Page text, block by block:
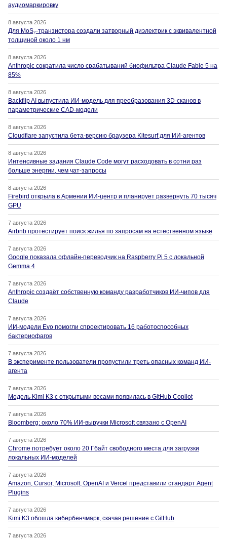
аудиомаркировку
8 августа 2026
Для MoS₂-транзистора создали затворный диэлектрик с эквивалентной
толщиной около 1 нм
8 августа 2026
Anthropic сократила число срабатываний биофильтра Claude Fable 5 на
85%
8 августа 2026
Backflip AI выпустила ИИ-модель для преобразования 3D-сканов в
параметрические CAD-модели
8 августа 2026
Cloudflare запустила бета-версию браузера Kitesurf для ИИ-агентов
8 августа 2026
Интенсивные задания Claude Code могут расходовать в сотни раз
больше энергии, чем чат-запросы
8 августа 2026
Firebird открыла в Армении ИИ-центр и планирует развернуть 70 тысяч
GPU
7 августа 2026
Airbnb протестирует поиск жилья по запросам на естественном языке
7 августа 2026
Google показала офлайн-переводчик на Raspberry Pi 5 с локальной
Gemma 4
7 августа 2026
Anthropic создаёт собственную команду разработчиков ИИ-чипов для
Claude
7 августа 2026
ИИ-модели Evo помогли спроектировать 16 работоспособных
бактериофагов
7 августа 2026
В эксперименте пользователи пропустили треть опасных команд ИИ-
агента
7 августа 2026
Модель Kimi K3 с открытыми весами появилась в GitHub Copilot
7 августа 2026
Bloomberg: около 70% ИИ-выручки Microsoft связано с OpenAI
7 августа 2026
Chrome потребует около 20 Гбайт свободного места для загрузки
локальных ИИ-моделей
7 августа 2026
Amazon, Cursor, Microsoft, OpenAI и Vercel представили стандарт Agent
Plugins
7 августа 2026
Kimi K3 обошла кибербенчмарк, скачав решение с GitHub
7 августа 2026